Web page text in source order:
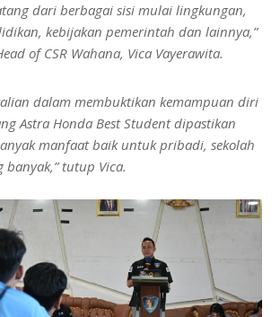
dari berbagai sisi mulai lingkungan,
kebijakan pemerintah dan lainnya,”
of CSR Wahana, Vica Vayerawita.
dalam membuktikan kemampuan diri
Astra Honda Best Student dipastikan
manfaat baik untuk pribadi, sekolah
tutup Vica.